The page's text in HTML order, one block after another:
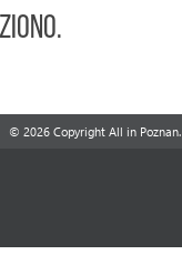
© 2026 Copyright All in Poznan.